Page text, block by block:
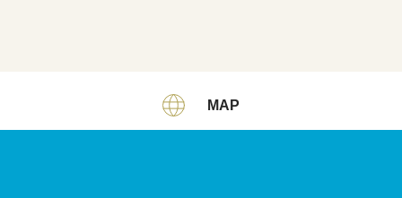
MAP